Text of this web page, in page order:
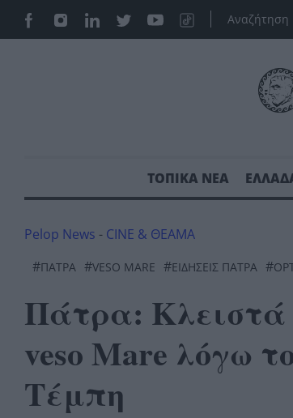
ΤΟΠΙΚΑ ΝΕΑ
Pelop News - CINE & ΘΕΑΜΑ
#ΠΆΤΡΑ #VESO MARE #ΕΙΔΗΣΕΙΣ ΠΑΤΡΑ #
Πάτρα: Κλειστά
veso Mare λόγω
Τέμπη